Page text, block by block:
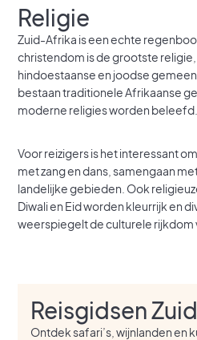
Religie
Zuid-Afrika is een echte
christendom is de grootste religie,
hindoestaanse en joodse
bestaan traditionele Afrikaanse
moderne religies worden beleefd.
Voor reizigers is het interessant
met zang en dans, samengaan
landelijke gebieden. Ook
Diwali en Eid worden kleurrijk en
weerspiegelt de culturele rijkdom
Reisgidsen
Ontdek safari’s, wijnlanden en